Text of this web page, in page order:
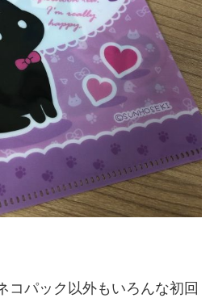
パック以外もいろんな初回